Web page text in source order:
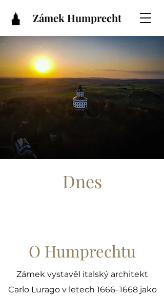
Zámek Humprecht
Dnes
O Humprechtu
Zámek vystavěl italský architekt
Carlo Lurago v letech 1666–1668 jako